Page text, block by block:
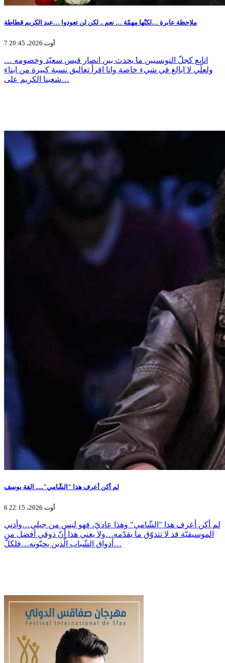
ملاحظة عابرة …لكنّها مهمّة … نعم .. لكن لن تعودوا …عبد الكريم قطاطة
7 أوت 2026، 20:45
اتابع كجلّ التونسيين ما يحدث بين انصار قيس سعيّد وخصومه …
ولعلّي لا ابالغ في شيء خاصة وانا اقرأ تعاليق نسبة كبيرة من ابناء
شعبنا الكريم على…
لم أكن أعرف هذا "الشّامي"..... الفة يوسف
6 أوت 2026، 22:15
لم أكن أعرف هذا "الشّامي" وهذا عاديّ، فهو ليس من جيلي…وأذني
الموسيقيّة قد لا تتذوّق ما يقدّمه…ولا يعني هذا أنّ ذوقي أفضل من
أذواق الشّباب الّذين يحبّونه…فلكلّ…